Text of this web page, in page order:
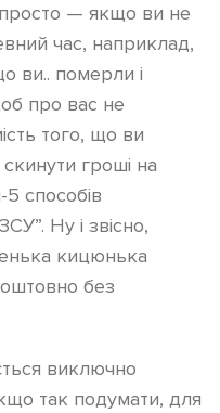
просто — якщо ви не
час, наприклад,
ви.. померли і
про вас не
того, що ви
гроші на
5 способів
Ну і звісно,
кицюнька
без
виключно
так подумати, для